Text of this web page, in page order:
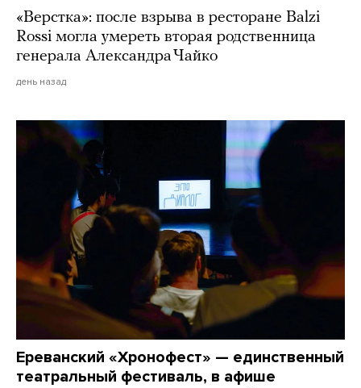
«Верстка»: после взрыва в ресторане Balzi
Rossi могла умереть вторая родственница
генерала Александра Чайко
день назад
Ереванский «Хронофест» — единственный
театральный фестиваль, в афише